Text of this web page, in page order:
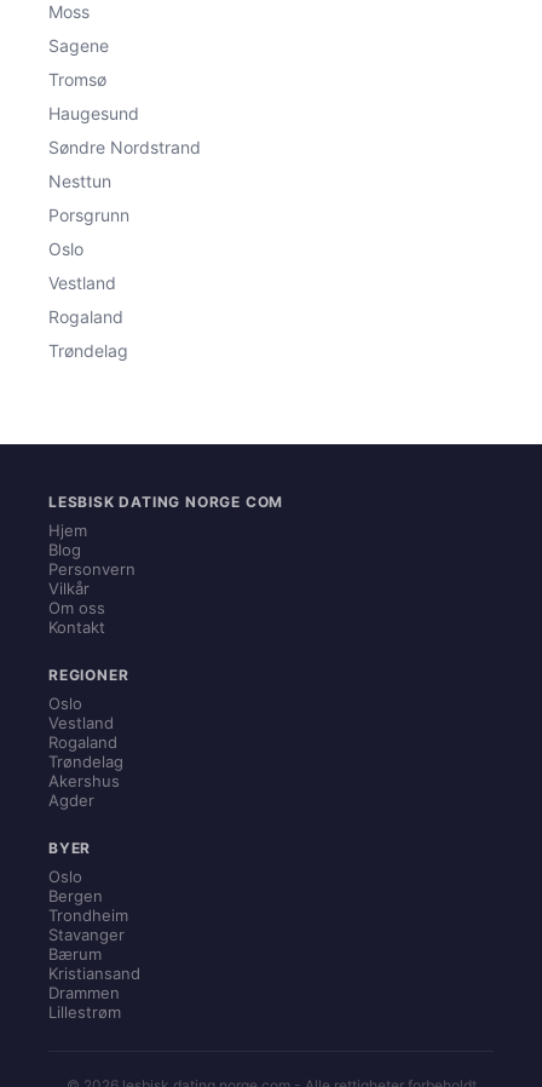
Moss
Sagene
Tromsø
Haugesund
Søndre Nordstrand
Nesttun
Porsgrunn
Oslo
Vestland
Rogaland
Trøndelag
LESBISK DATING NORGE COM
Hjem
Blog
Personvern
Vilkår
Om oss
Kontakt
REGIONER
Oslo
Vestland
Rogaland
Trøndelag
Akershus
Agder
BYER
Oslo
Bergen
Trondheim
Stavanger
Bærum
Kristiansand
Drammen
Lillestrøm